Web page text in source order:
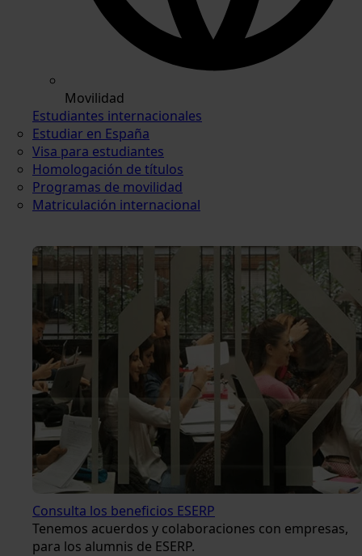
Movilidad
Estudiantes internacionales
Estudiar en España
Visa para estudiantes
Homologación de títulos
Programas de movilidad
Matriculación internacional
Consulta los beneficios ESERP
Tenemos acuerdos y colaboraciones con empresas,
para los alumnis de ESERP.